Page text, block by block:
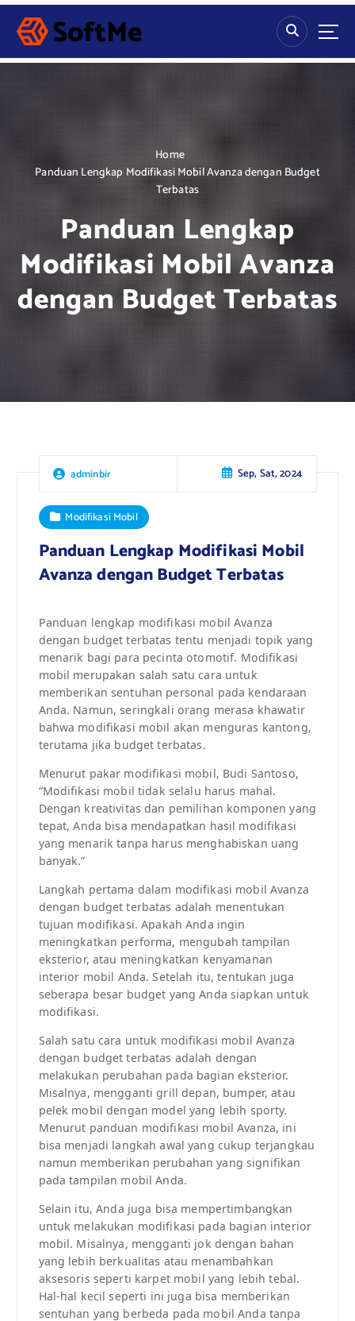
S
p
Home
Panduan Lengkap Modifikasi Mobil Avanza dengan Budget
Terbatas
Panduan Lengkap
Modifikasi Mobil Avanza
dengan Budget Terbatas
adminbir Sep, Sat, 2024
Modifikasi Mobil
Panduan Lengkap Modifikasi Mobil
Avanza dengan Budget Terbatas
Panduan lengkap modifikasi mobil Avanza
dengan budget terbatas tentu menjadi topik yang
menarik bagi para pecinta otomotif. Modifikasi
mobil merupakan salah satu cara untuk
memberikan sentuhan personal pada kendaraan
Anda. Namun, seringkali orang merasa khawatir
bahwa modifikasi mobil akan menguras kantong,
terutama jika budget terbatas.
Menurut pakar modifikasi mobil, Budi Santoso,
“Modifikasi mobil tidak selalu harus mahal.
Dengan kreativitas dan pemilihan komponen yang
tepat, Anda bisa mendapatkan hasil modifikasi
yang menarik tanpa harus menghabiskan uang
banyak.”
Langkah pertama dalam modifikasi mobil Avanza
dengan budget terbatas adalah menentukan
tujuan modifikasi. Apakah Anda ingin
meningkatkan performa, mengubah tampilan
eksterior, atau meningkatkan kenyamanan
interior mobil Anda. Setelah itu, tentukan juga
seberapa besar budget yang Anda siapkan untuk
modifikasi.
Salah satu cara untuk modifikasi mobil Avanza
dengan budget terbatas adalah dengan
melakukan perubahan pada bagian eksterior.
Misalnya, mengganti grill depan, bumper, atau
pelek mobil dengan model yang lebih sporty.
Menurut panduan modifikasi mobil Avanza, ini
bisa menjadi langkah awal yang cukup terjangkau
namun memberikan perubahan yang signifikan
pada tampilan mobil Anda.
Selain itu, Anda juga bisa mempertimbangkan
untuk melakukan modifikasi pada bagian interior
mobil. Misalnya, mengganti jok dengan bahan
yang lebih berkualitas atau menambahkan
aksesoris seperti karpet mobil yang lebih tebal.
Hal-hal kecil seperti ini juga bisa memberikan
sentuhan yang berbeda pada mobil Anda tanpa